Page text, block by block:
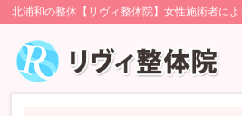
北浦和の整体【リヴィ整体院】女性施術者に